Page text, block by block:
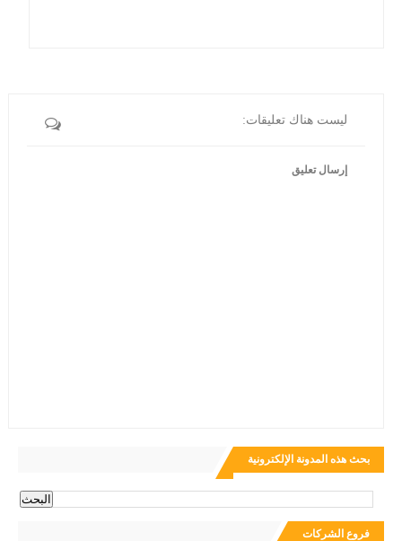
ليست هناك تعليقات:
إرسال تعليق
بحث هذه المدونة الإلكترونية
فروع الشركات